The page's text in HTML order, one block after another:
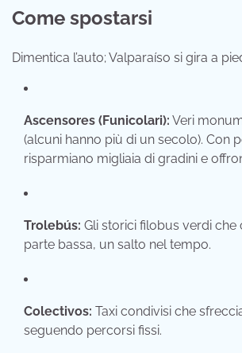
Come spostarsi
Dimentica l’auto; Valparaíso si gira a
Ascensores (Funicolari): Veri
(alcuni hanno più di un secolo). Con
risparmiano migliaia di gradini e
Trolebús: Gli storici filobus verdi che
parte bassa, un salto nel tempo.
Colectivos: Taxi condivisi che
seguendo percorsi fissi.